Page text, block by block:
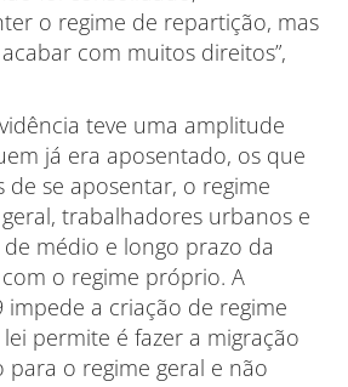
o regime de repartição, mas
com muitos direitos”,
teve uma amplitude
já era aposentado, os que
de se aposentar, o regime
trabalhadores urbanos e
de médio e longo prazo da
o regime próprio. A
impede a criação de regime
permite é fazer a migração
o regime geral e não